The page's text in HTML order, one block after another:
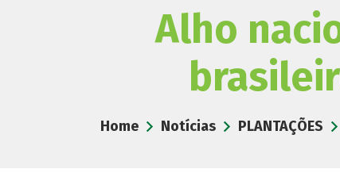
Alho
Home Notícias PLANTAÇÕES